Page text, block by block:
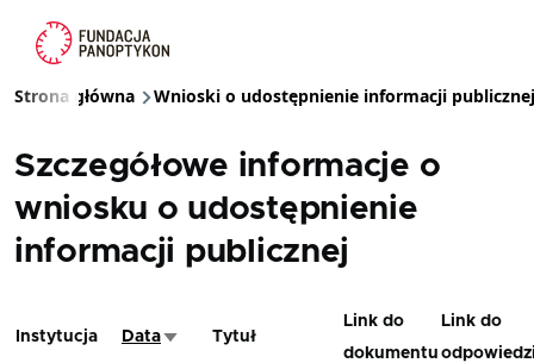
Ścieżka nawigacyjna
Strona główna Wnioski o udostępnienie informacji publicznej
Szczegółowe informacje o
wniosku o udostępnienie
informacji publicznej
Instytucja DataSortuj rosnąco
Tytuł
Link do
dokumentu
Link do